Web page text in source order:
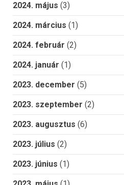
2024. május (3)
2024. március (1)
2024. február (2)
2024. január (1)
2023. december (5)
2023. szeptember (2)
2023. augusztus (6)
2023. július (2)
2023. június (1)